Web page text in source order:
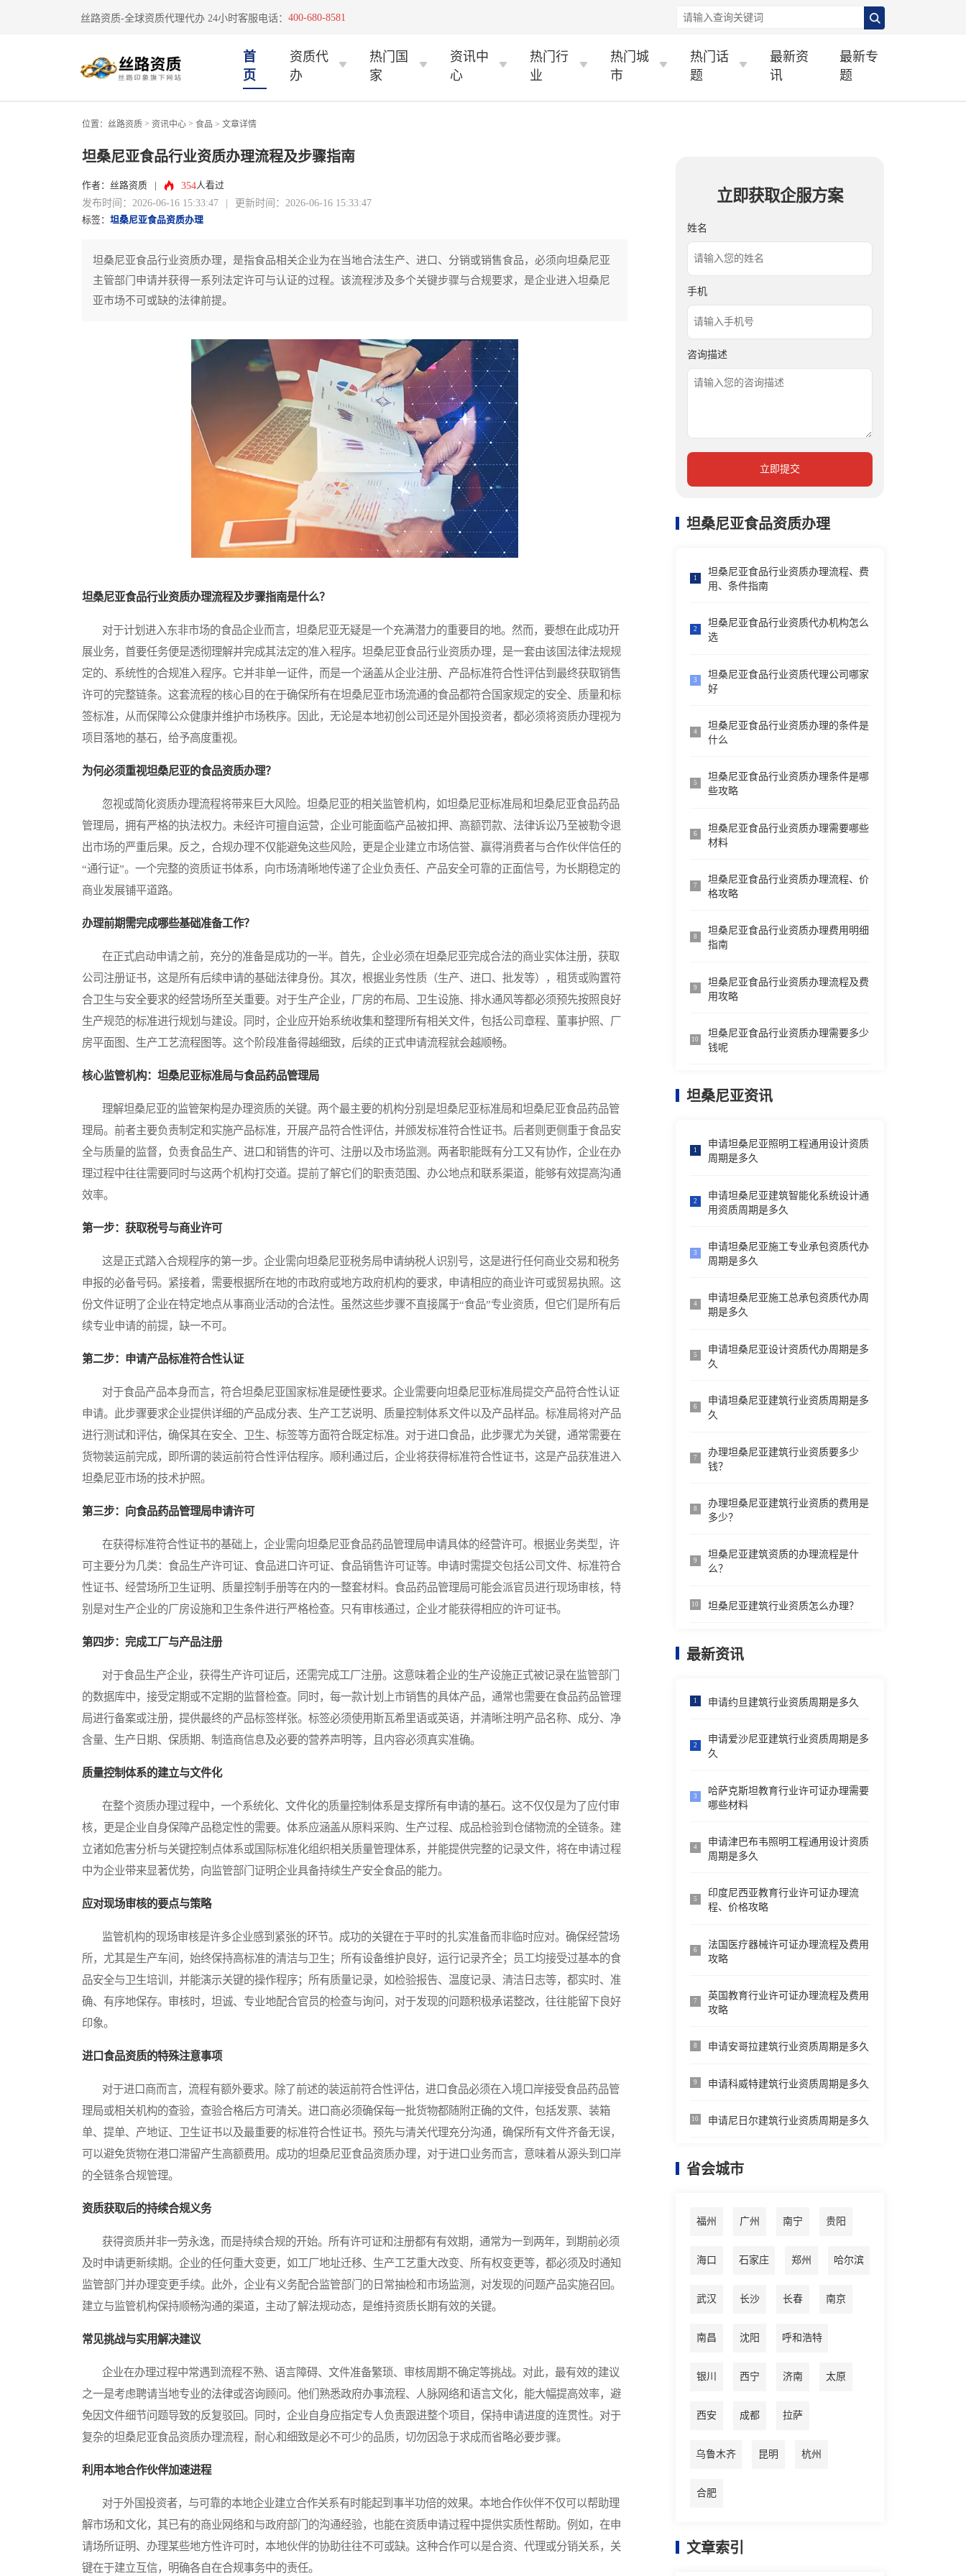
丝路资质-全球资质代理代办 24小时客服电话： 400-680-8581
首
页
资质代
办
热门国
家
资讯中
心
热门行
业
热门城
市
热门话
题
最新资
讯
最新专
题
位置： 丝路资质 > 资讯中心 > 食品 > 文章详情
坦桑尼亚食品行业资质办理流程及步骤指南
作者：丝路资质 354人看过
发布时间：2026-06-16 15:33:47 | 更新时间：2026-06-16 15:33:47
标签： 坦桑尼亚食品资质办理
坦桑尼亚食品行业资质办理，是指食品相关企业为在当地合法生产、进口、分销或销售食品，必须向坦桑尼亚
主管部门申请并获得一系列法定许可与认证的过程。该流程涉及多个关键步骤与合规要求，是企业进入坦桑尼
亚市场不可或缺的法律前提。
坦桑尼亚食品行业资质办理流程及步骤指南是什么？
对于计划进入东非市场的食品企业而言，坦桑尼亚无疑是一个充满潜力的重要目的地。然而，要想在此成功开
展业务，首要任务便是透彻理解并完成其法定的准入程序。坦桑尼亚食品行业资质办理，是一套由该国法律法规规
定的、系统性的合规准入程序。它并非单一证件，而是一个涵盖从企业注册、产品标准符合性评估到最终获取销售
许可的完整链条。这套流程的核心目的在于确保所有在坦桑尼亚市场流通的食品都符合国家规定的安全、质量和标
签标准，从而保障公众健康并维护市场秩序。因此，无论是本地初创公司还是外国投资者，都必须将资质办理视为
项目落地的基石，给予高度重视。
为何必须重视坦桑尼亚的食品资质办理？
忽视或简化资质办理流程将带来巨大风险。坦桑尼亚的相关监管机构，如坦桑尼亚标准局和坦桑尼亚食品药品
管理局，拥有严格的执法权力。未经许可擅自运营，企业可能面临产品被扣押、高额罚款、法律诉讼乃至被勒令退
出市场的严重后果。反之，合规办理不仅能避免这些风险，更是企业建立市场信誉、赢得消费者与合作伙伴信任的
“通行证”。一个完整的资质证书体系，向市场清晰地传递了企业负责任、产品安全可靠的正面信号，为长期稳定的
商业发展铺平道路。
办理前期需完成哪些基础准备工作？
在正式启动申请之前，充分的准备是成功的一半。首先，企业必须在坦桑尼亚完成合法的商业实体注册，获取
公司注册证书，这是所有后续申请的基础法律身份。其次，根据业务性质（生产、进口、批发等），租赁或购置符
合卫生与安全要求的经营场所至关重要。对于生产企业，厂房的布局、卫生设施、排水通风等都必须预先按照良好
生产规范的标准进行规划与建设。同时，企业应开始系统收集和整理所有相关文件，包括公司章程、董事护照、厂
房平面图、生产工艺流程图等。这个阶段准备得越细致，后续的正式申请流程就会越顺畅。
核心监管机构：坦桑尼亚标准局与食品药品管理局
理解坦桑尼亚的监管架构是办理资质的关键。两个最主要的机构分别是坦桑尼亚标准局和坦桑尼亚食品药品管
理局。前者主要负责制定和实施产品标准，开展产品符合性评估，并颁发标准符合性证书。后者则更侧重于食品安
全与质量的监督，负责食品生产、进口和销售的许可、注册以及市场监测。两者职能既有分工又有协作，企业在办
理过程中往往需要同时与这两个机构打交道。提前了解它们的职责范围、办公地点和联系渠道，能够有效提高沟通
效率。
第一步：获取税号与商业许可
这是正式踏入合规程序的第一步。企业需向坦桑尼亚税务局申请纳税人识别号，这是进行任何商业交易和税务
申报的必备号码。紧接着，需要根据所在地的市政府或地方政府机构的要求，申请相应的商业许可或贸易执照。这
份文件证明了企业在特定地点从事商业活动的合法性。虽然这些步骤不直接属于“食品”专业资质，但它们是所有后
续专业申请的前提，缺一不可。
第二步：申请产品标准符合性认证
对于食品产品本身而言，符合坦桑尼亚国家标准是硬性要求。企业需要向坦桑尼亚标准局提交产品符合性认证
申请。此步骤要求企业提供详细的产品成分表、生产工艺说明、质量控制体系文件以及产品样品。标准局将对产品
进行测试和评估，确保其在安全、卫生、标签等方面符合既定标准。对于进口食品，此步骤尤为关键，通常需要在
货物装运前完成，即所谓的装运前符合性评估程序。顺利通过后，企业将获得标准符合性证书，这是产品获准进入
坦桑尼亚市场的技术护照。
第三步：向食品药品管理局申请许可
在获得标准符合性证书的基础上，企业需向坦桑尼亚食品药品管理局申请具体的经营许可。根据业务类型，许
可主要分为几类：食品生产许可证、食品进口许可证、食品销售许可证等。申请时需提交包括公司文件、标准符合
性证书、经营场所卫生证明、质量控制手册等在内的一整套材料。食品药品管理局可能会派官员进行现场审核，特
别是对生产企业的厂房设施和卫生条件进行严格检查。只有审核通过，企业才能获得相应的许可证书。
第四步：完成工厂与产品注册
对于食品生产企业，获得生产许可证后，还需完成工厂注册。这意味着企业的生产设施正式被记录在监管部门
的数据库中，接受定期或不定期的监督检查。同时，每一款计划上市销售的具体产品，通常也需要在食品药品管理
局进行备案或注册，提供最终的产品标签样张。标签必须使用斯瓦希里语或英语，并清晰注明产品名称、成分、净
含量、生产日期、保质期、制造商信息及必要的营养声明等，且内容必须真实准确。
质量控制体系的建立与文件化
在整个资质办理过程中，一个系统化、文件化的质量控制体系是支撑所有申请的基石。这不仅仅是为了应付审
核，更是企业自身保障产品稳定性的需要。体系应涵盖从原料采购、生产过程、成品检验到仓储物流的全链条。建
立诸如危害分析与关键控制点体系或国际标准化组织相关质量管理体系，并能提供完整的记录文件，将在申请过程
中为企业带来显著优势，向监管部门证明企业具备持续生产安全食品的能力。
应对现场审核的要点与策略
监管机构的现场审核是许多企业感到紧张的环节。成功的关键在于平时的扎实准备而非临时应对。确保经营场
所，尤其是生产车间，始终保持高标准的清洁与卫生；所有设备维护良好，运行记录齐全；员工均接受过基本的食
品安全与卫生培训，并能演示关键的操作程序；所有质量记录，如检验报告、温度记录、清洁日志等，都实时、准
确、有序地保存。审核时，坦诚、专业地配合官员的检查与询问，对于发现的问题积极承诺整改，往往能留下良好
印象。
进口食品资质的特殊注意事项
对于进口商而言，流程有额外要求。除了前述的装运前符合性评估，进口食品必须在入境口岸接受食品药品管
理局或相关机构的查验，查验合格后方可清关。进口商必须确保每一批货物都随附正确的文件，包括发票、装箱
单、提单、产地证、卫生证书以及最重要的标准符合性证书。预先与清关代理充分沟通，确保所有文件齐备无误，
可以避免货物在港口滞留产生高额费用。成功的坦桑尼亚食品资质办理，对于进口业务而言，意味着从源头到口岸
的全链条合规管理。
资质获取后的持续合规义务
获得资质并非一劳永逸，而是持续合规的开始。所有许可证和注册都有有效期，通常为一到两年，到期前必须
及时申请更新续期。企业的任何重大变更，如工厂地址迁移、生产工艺重大改变、所有权变更等，都必须及时通知
监管部门并办理变更手续。此外，企业有义务配合监管部门的日常抽检和市场监测，对发现的问题产品实施召回。
建立与监管机构保持顺畅沟通的渠道，主动了解法规动态，是维持资质长期有效的关键。
常见挑战与实用解决建议
企业在办理过程中常遇到流程不熟、语言障碍、文件准备繁琐、审核周期不确定等挑战。对此，最有效的建议
之一是考虑聘请当地专业的法律或咨询顾问。他们熟悉政府办事流程、人脉网络和语言文化，能大幅提高效率，避
免因文件细节问题导致的反复驳回。同时，企业自身应指定专人负责跟进整个项目，保持申请进度的连贯性。对于
复杂的坦桑尼亚食品资质办理流程，耐心和细致是必不可少的品质，切勿因急于求成而省略必要步骤。
利用本地合作伙伴加速进程
对于外国投资者，与可靠的本地企业建立合作关系有时能起到事半功倍的效果。本地合作伙伴不仅可以帮助理
解市场和文化，其已有的商业网络和与政府部门的沟通经验，也能在资质申请过程中提供实质性帮助。例如，在申
请场所证明、办理某些地方性许可时，本地伙伴的协助往往不可或缺。这种合作可以是合资、代理或分销关系，关
键在于建立互信，明确各自在合规事务中的责任。
立即获取企服方案
姓名
手机
咨询描述
立即提交
坦桑尼亚食品资质办理
1
坦桑尼亚食品行业资质办理流程、费
用、条件指南
2
坦桑尼亚食品行业资质代办机构怎么
选
3
坦桑尼亚食品行业资质代理公司哪家
好
4
坦桑尼亚食品行业资质办理的条件是
什么
5
坦桑尼亚食品行业资质办理条件是哪
些攻略
6
坦桑尼亚食品行业资质办理需要哪些
材料
7
坦桑尼亚食品行业资质办理流程、价
格攻略
8
坦桑尼亚食品行业资质办理费用明细
指南
9
坦桑尼亚食品行业资质办理流程及费
用攻略
10
坦桑尼亚食品行业资质办理需要多少
钱呢
坦桑尼亚资讯
1
申请坦桑尼亚照明工程通用设计资质
周期是多久
2
申请坦桑尼亚建筑智能化系统设计通
用资质周期是多久
3
申请坦桑尼亚施工专业承包资质代办
周期是多久
4
申请坦桑尼亚施工总承包资质代办周
期是多久
5
申请坦桑尼亚设计资质代办周期是多
久
6
申请坦桑尼亚建筑行业资质周期是多
久
7
办理坦桑尼亚建筑行业资质要多少
钱？
8
办理坦桑尼亚建筑行业资质的费用是
多少？
9
坦桑尼亚建筑资质的办理流程是什
么？
10 坦桑尼亚建筑行业资质怎么办理？
最新资讯
1 申请约旦建筑行业资质周期是多久
2
申请爱沙尼亚建筑行业资质周期是多
久
3
哈萨克斯坦教育行业许可证办理需要
哪些材料
4
申请津巴布韦照明工程通用设计资质
周期是多久
5
印度尼西亚教育行业许可证办理流
程、价格攻略
6
法国医疗器械许可证办理流程及费用
攻略
7
英国教育行业许可证办理流程及费用
攻略
8 申请安哥拉建筑行业资质周期是多久
9 申请科威特建筑行业资质周期是多久
10 申请尼日尔建筑行业资质周期是多久
省会城市
福州 广州 南宁 贵阳
海口 石家庄 郑州 哈尔滨
武汉 长沙 长春 南京
南昌 沈阳 呼和浩特
银川 西宁 济南 太原
西安 成都 拉萨
乌鲁木齐 昆明 杭州
合肥
文章索引